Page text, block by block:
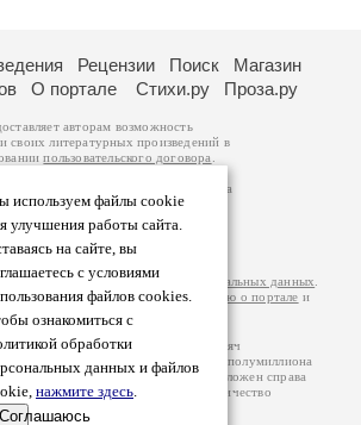
используем файлы cookie
улучшения работы сайта.
на сайте, вы
с условиями
файлов cookies.
ознакомиться с
обработки
данных и файлов
нажмите здесь.
Соглашаюсь
Рецензии Поиск
Магазин
О портале Стихи.ру Проза.ру
авторам возможность
своих литературных произведений в
пользовательского договора
произведения принадлежат авторам
. Перепечатка произведений возможна
автора, к которому вы можете
странице. Ответственность за
несут самостоятельно на
изаконодательства
Политики обработки персональных данных
более подробнуюинформацию о портале и
портала Проза.ру – порядка 100 тысяч
в общей сумме просматривают более полумиллиона
посещаемости, который расположен справа
графе указано по две цифры: количество
посетителей.